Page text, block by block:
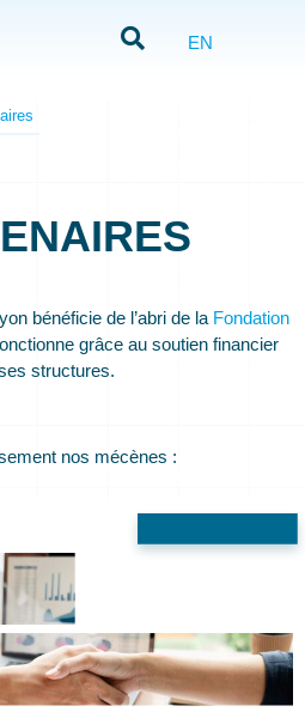
EN
bénéficie de l’abri de la Fondation
grâce au soutien financier
structures.
nos mécènes :